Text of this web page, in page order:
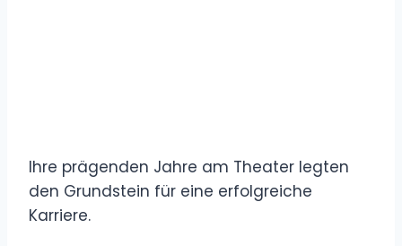
Ihre prägenden Jahre am Theater legten
den Grundstein für eine erfolgreiche
Karriere.